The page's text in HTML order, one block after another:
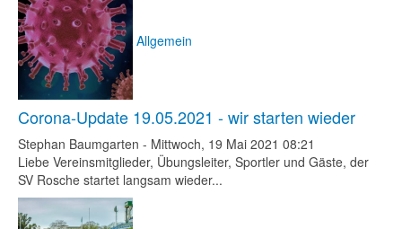
Allgemein
Corona-Update 19.05.2021 - wir starten wieder
Stephan Baumgarten - Mittwoch, 19 Mai 2021 08:21
Liebe Vereinsmitglieder, Übungsleiter, Sportler und Gäste, der
SV Rosche startet langsam wieder...